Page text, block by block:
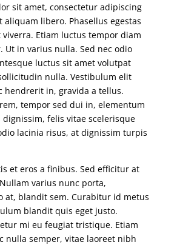
sit amet, consectetur adipiscing
aliquam libero. Phasellus egestas
Etiam luctus tempor diam
Ut in varius nulla. Sed nec odio
luctus sit amet volutpat
nulla. Vestibulum elit
hendrerit in, gravida a tellus.
tempor sed dui in, elementum
felis vitae scelerisque
lacinia risus, at dignissim turpis
et eros a finibus. Sed efficitur at
varius nunc porta,
at, blandit sem. Curabitur id metus
blandit quis eget justo.
mi eu feugiat tristique. Etiam
nulla semper, vitae laoreet nibh